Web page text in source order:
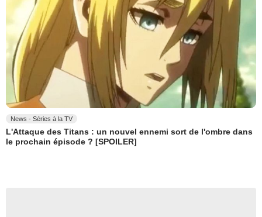
News - Séries à la TV
L'Attaque des Titans : un nouvel ennemi sort de l'ombre dans
le prochain épisode ? [SPOILER]